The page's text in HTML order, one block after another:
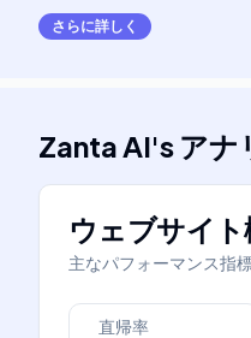
さらに詳しく
Zanta AI's アナ
ウェブサイト
主なパフォーマンス指
直帰率